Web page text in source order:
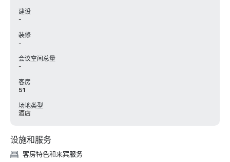
建设
-
装修
-
会议空间总量
-
客房
51
场地类型
酒店
设施和服务
客房特色和来宾服务